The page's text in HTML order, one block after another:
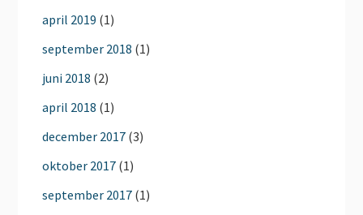
april 2019 (1)
september 2018 (1)
juni 2018 (2)
april 2018 (1)
december 2017 (3)
oktober 2017 (1)
september 2017 (1)